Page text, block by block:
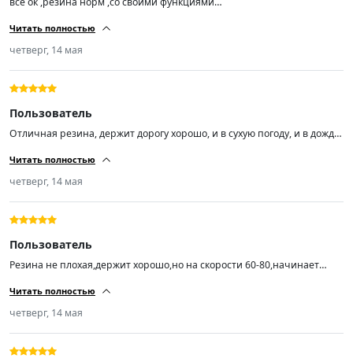
за эту цену огонь 🔥🔥🔥
Читать полностью
четверг, 14 мая
Пользователь
Отличная резина, держит дорогу хорошо, и в сухую погоду, и в дождь,
Читать полностью
четверг, 14 мая
Пользователь
Резина не плохая,держит хорошо,но на скорости 60-80,начинает
чувствуется,балансировку делали
Читать полностью
четверг, 14 мая